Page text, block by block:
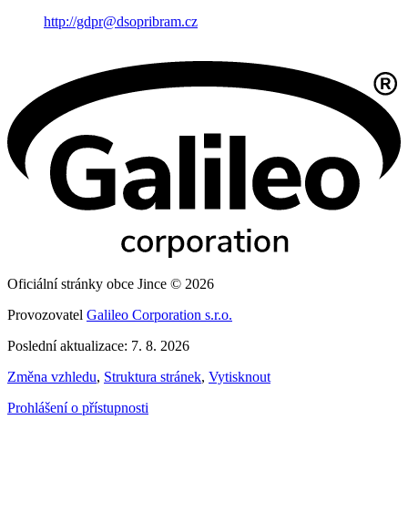
http://gdpr@dsopribram.cz
Oficiální stránky obce Jince © 2026
Provozovatel Galileo Corporation s.r.o.
Poslední aktualizace: 7. 8. 2026
Změna vzhledu, Struktura stránek, Vytisknout
Prohlášení o přístupnosti